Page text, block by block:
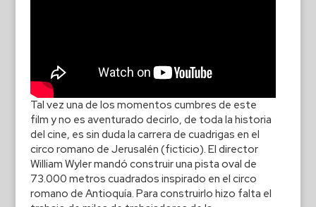
Tal vez una de los momentos cumbres de este
film y no es aventurado decirlo, de toda la historia
del cine, es sin duda la carrera de cuadrigas en el
circo romano de Jerusalén (ficticio). El director
William Wyler mandó construir una pista oval de
73.000 metros cuadrados inspirado en el circo
romano de Antioquía. Para construirlo hizo falta el